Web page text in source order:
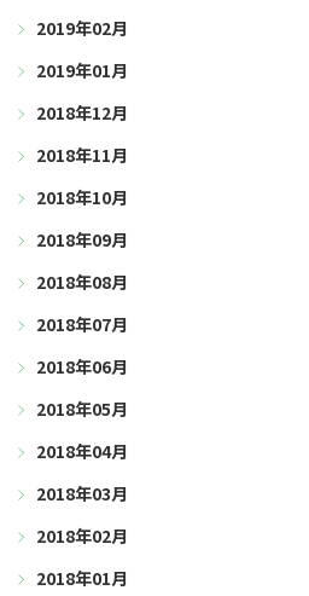
2019年02月
2019年01月
2018年12月
2018年11月
2018年10月
2018年09月
2018年08月
2018年07月
2018年06月
2018年05月
2018年04月
2018年03月
2018年02月
2018年01月